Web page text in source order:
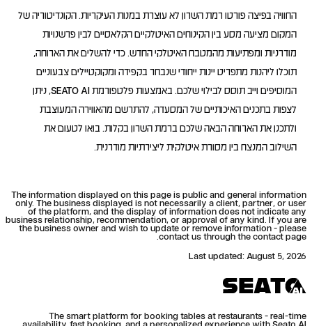
החוויה בפיצה פורטו רמת השרון לא עוצרת במנות העיקריות. הקונדיטוריה של
המקום מציעה מסע בין הקינוחים האיטלקיים הקלאסיים לבין פרשנויות
מודרניות ומפתיעות מהמטבח האיטלקי החדש. כדי להשלים את הארוחה,
תוכלו ליהנות מתפריט יינות ייחודי שנבחר בקפידה ומקוקטיילים צבעוניים
המוסיפים וייב תוסס לבילוי שלכם. באמצעות פלטפורמת SEATO AI, ניתן
לצפות בתכנים האיכותיים של המסעדה, להתרשם מהאווירה המעוצבת
ולתכנן את הארוחה הבאה שלכם ברמת השרון בקלות. בואו לטעום את
השילוב המנצח בין מסורת איטלקית ליצירתיות מודרנית.
The information displayed on this page is public and general information
only. The business displayed is not necessarily a client, partner, or user
of the platform, and the display of information does not indicate any
business relationship, recommendation, or approval of any kind. If you are
the business owner and wish to update or remove information - please
contact us through the contact page.
Last updated: August 5, 2026
The smart platform for booking tables at restaurants - real-time